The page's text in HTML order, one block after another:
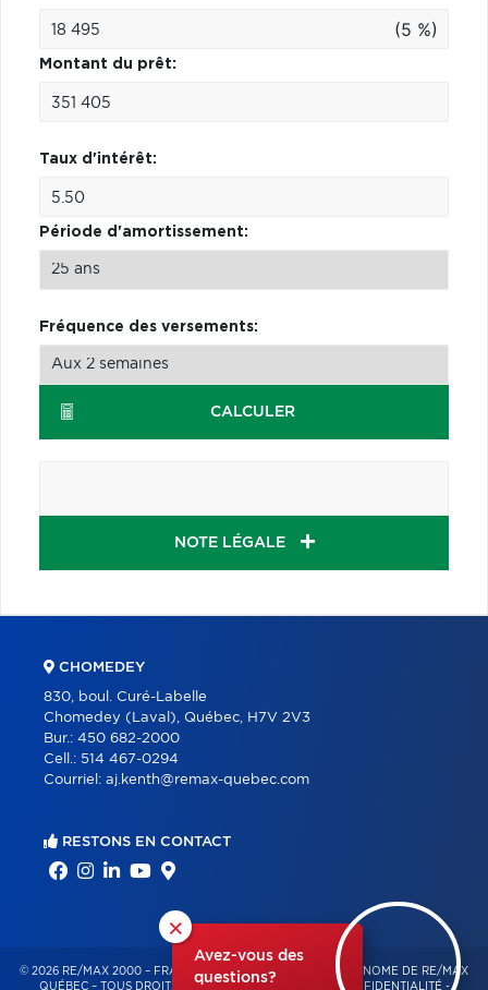
(5 %)
Montant du prêt:
Taux d'intérêt:
Période d'amortissement:
Fréquence des versements:
CALCULER
NOTE LÉGALE
×
Avez-vous des
questions?
CHOMEDEY
830, boul. Curé-Labelle
Chomedey (Laval), Québec, H7V 2V3
Bur.: 450 682-2000
Cell.: 514 467-0294
Courriel: aj.kenth@remax-quebec.com
RESTONS EN CONTACT
© 2026 RE/MAX 2000 – FRANCHISÉ INDÉPENDANT ET AUTONOME DE RE/MAX
QUÉBEC – TOUS DROITS RÉSERVÉS -
POLITIQUE DE CONFIDENTIALITÉ -